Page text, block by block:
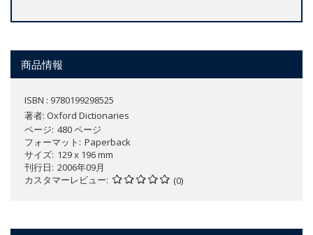
商品情報
ISBN : 9780199298525
著者: Oxford Dictionaries
ページ 480 ページ
フォーマット
Paperback
サイズ 129 x 196 mm
刊行日 2006年09月
カスタマーレビュー
(0)